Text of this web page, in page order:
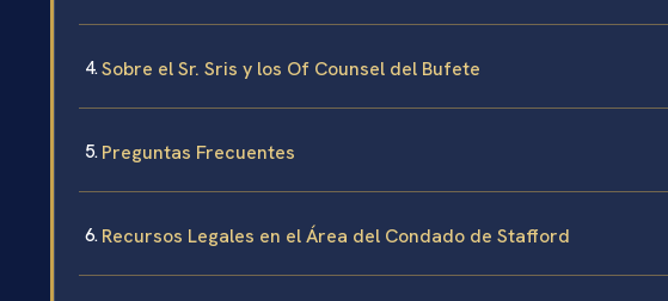
Sobre el Sr. Sris y los Of Counsel del Bufete
Preguntas Frecuentes
Recursos Legales en el Área del Condado de Stafford